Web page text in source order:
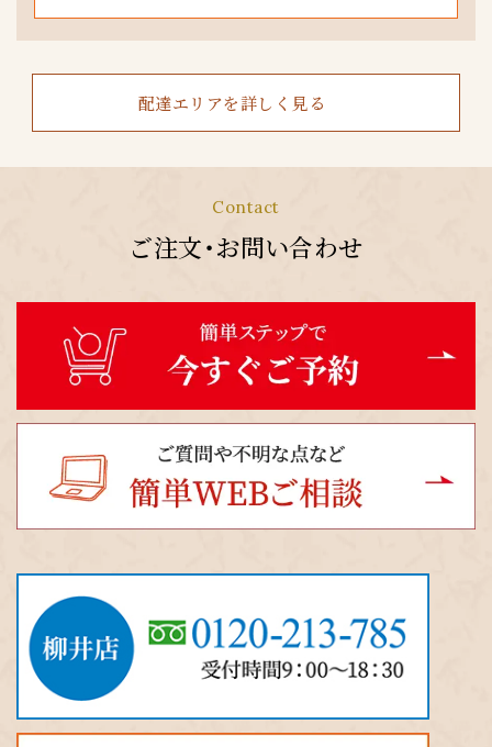
配達エリアを詳しく見る
Contact
ご注文・お問い合わせ